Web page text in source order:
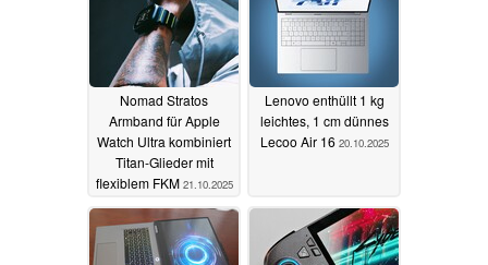
Nomad Stratos
Armband für Apple
Watch Ultra kombiniert
Titan-Glieder mit
flexiblem FKM 21.10.2025
Lenovo enthüllt 1 kg
leichtes, 1 cm dünnes
Lecoo Air 16 20.10.2025